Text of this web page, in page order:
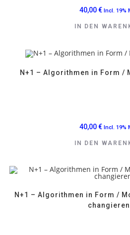
40,00€ Incl. 19%
IN DEN
N+1 – Algorithmen in Form /
40,00€ Incl. 19%
IN DEN
N+1 – Algorithmen in Form /